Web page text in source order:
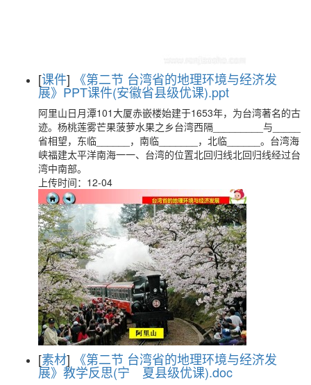
[课件] 《第二节 台湾省的地理环境与经济发
展》PPT课件(安徽省县级优课).ppt
阿里山日月潭101大厦赤嵌楼始建于1653年，为台湾著名的古
迹。杨桃莲雾芒果菠萝水果之乡台湾西隔_________与_____
省相望，东临______，南临_______，北临______。台湾海
峡福建太平洋南海一一、台湾的位置北回归线北回归线经过台
湾中南部。
上传时间：12-04
[素材] 《第二节 台湾省的地理环境与经济发
展》教学反思(宁 夏县级优课).doc